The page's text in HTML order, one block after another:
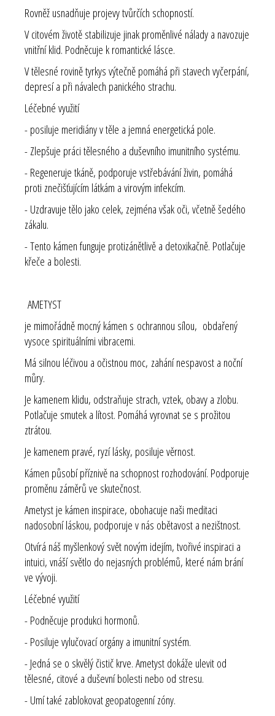
Rovněž usnadňuje projevy tvůrčích schopností.
V citovém životě stabilizuje jinak proměnlivé nálady a navozuje
vnitřní klid. Podněcuje k romantické lásce.
V tělesné rovině tyrkys výtečně pomáhá při stavech vyčerpání,
depresí a při návalech panického strachu.
Léčebné využití
- posiluje meridiány v těle a jemná energetická pole.
- Zlepšuje práci tělesného a duševního imunitního systému.
- Regeneruje tkáně, podporuje vstřebávání živin, pomáhá
proti znečišťujícím látkám a virovým infekcím.
- Uzdravuje tělo jako celek, zejména však oči, včetně šedého
zákalu.
- Tento kámen funguje protizánětlivě a detoxikačně. Potlačuje
křeče a bolesti.
AMETYST
je mimořádně mocný kámen s ochrannou sílou, obdařený
vysoce spirituálními vibracemi.
Má silnou léčivou a očistnou moc, zahání nespavost a noční
můry.
Je kamenem klidu, odstraňuje strach, vztek, obavy a zlobu.
Potlačuje smutek a lítost. Pomáhá vyrovnat se s prožitou
ztrátou.
Je kamenem pravé, ryzí lásky, posiluje věrnost.
Kámen působí příznivě na schopnost rozhodování. Podporuje
proměnu záměrů ve skutečnost.
Ametyst je kámen inspirace, obohacuje naši meditaci
nadosobní láskou, podporuje v nás obětavost a nezištnost.
Otvírá náš myšlenkový svět novým idejím, tvořivé inspiraci a
intuici, vnáší světlo do nejasných problémů, které nám brání
ve vývoji.
Léčebné využití
- Podněcuje produkci hormonů.
- Posiluje vylučovací orgány a imunitní systém.
- Jedná se o skvělý čistič krve. Ametyst dokáže ulevit od
tělesné, citové a duševní bolesti nebo od stresu.
- Umí také zablokovat geopatogenní zóny.